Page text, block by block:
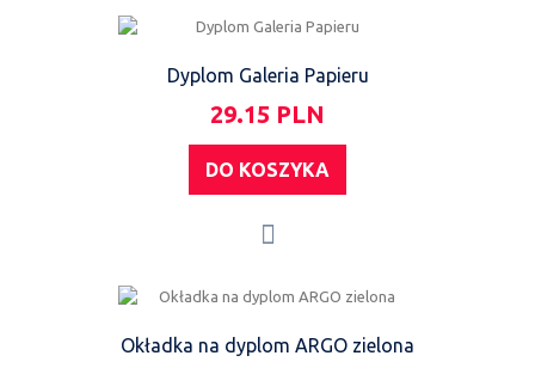
Dyplom Galeria Papieru
29.15 PLN
DO KOSZYKA
Okładka na dyplom ARGO zielona